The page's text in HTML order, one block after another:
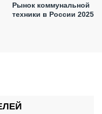
Рынок коммунальной
техники в России 2025